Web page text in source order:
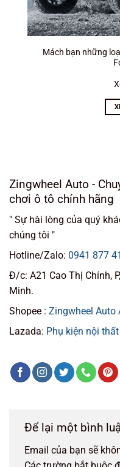
Mách bạn những
Zingwheel Auto -
chơi ô tô chính hãng
" Sự hài lòng của quý
chúng tôi "
Hotline/Zalo: 0941 877
Đ/c: A21 Cao Thị Chính,
Minh.
Shopee : Zingwheel Auto
Lazada: Phụ kiện nội
Để lại một bình
Email của bạn sẽ